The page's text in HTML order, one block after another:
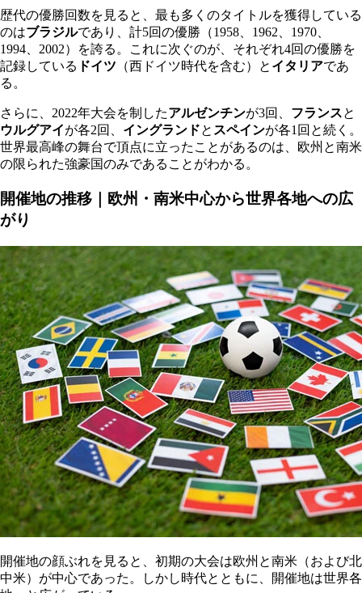
歴代の優勝回数を見ると、最も多くのタイトルを獲得している
のはブラジルであり、計5回の優勝（1958、1962、1970、
1994、2002）を誇る。これに次ぐのが、それぞれ4回の優勝を
記録している ドイツ （西ドイツ時代を含む）と イタリアであ
る。
さらに、2022年大会を制したアルゼンチンが3回、 フランスと
ウルグアイが各2回、 イングランドと スペインが各1回と続く。
世界最高峰の舞台で頂点に立ったことがあるのは、欧州と南米
の限られた強豪国のみであることがわかる。
開催地の推移｜欧州・南米中心から世界各地への広
がり
開催地の顔ぶれを見ると、初期の大会は欧州と南米（および北
中米）が中心であった。しかし時代とともに、開催地は世界各